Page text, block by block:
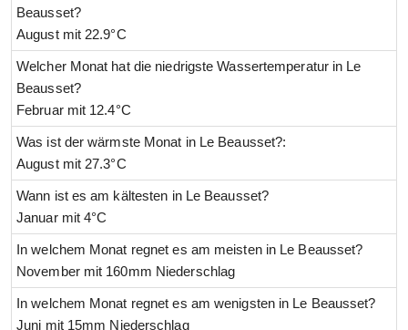
Beausset?
August mit 22.9°C
Welcher Monat hat die niedrigste Wassertemperatur in Le
Beausset?
Februar mit 12.4°C
Was ist der wärmste Monat in Le Beausset?:
August mit 27.3°C
Wann ist es am kältesten in Le Beausset?
Januar mit 4°C
In welchem Monat regnet es am meisten in Le Beausset?
November mit 160mm Niederschlag
In welchem Monat regnet es am wenigsten in Le Beausset?
Juni mit 15mm Niederschlag